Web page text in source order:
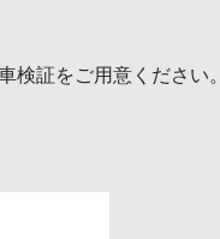
検証をご用意ください。